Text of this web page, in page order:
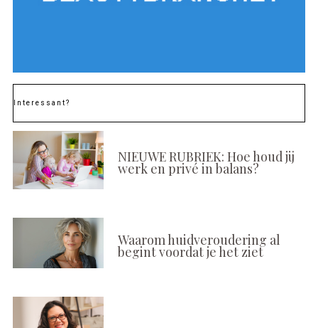
Interessant?
NIEUWE RUBRIEK: Hoe houd jij
werk en privé in balans?
Waarom huidveroudering al
begint voordat je het ziet